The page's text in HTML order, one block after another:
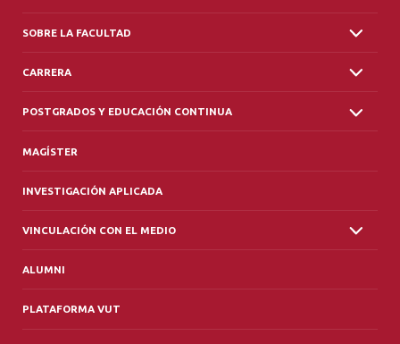
SOBRE LA FACULTAD
CARRERA
POSTGRADOS Y EDUCACIÓN CONTINUA
MAGÍSTER
INVESTIGACIÓN APLICADA
VINCULACIÓN CON EL MEDIO
ALUMNI
PLATAFORMA VUT